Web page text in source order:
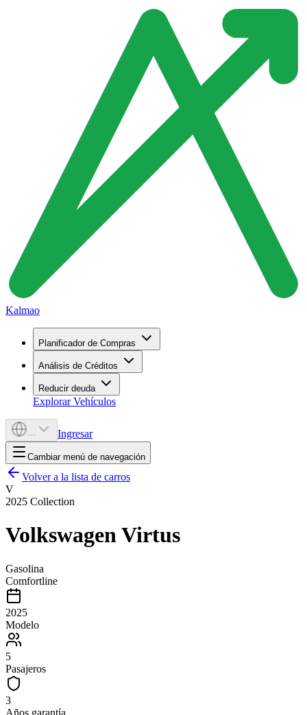
Kalmao
Planificador de Compras
Análisis de Créditos
Reducir deuda
Explorar Vehículos
--- Ingresar
Cambiar menú de navegación
Volver a la lista de carros
V
2025 Collection
VolkswagenVirtus
Gasolina
Comfortline
2025
Modelo
5
Pasajeros
3
Años garantía